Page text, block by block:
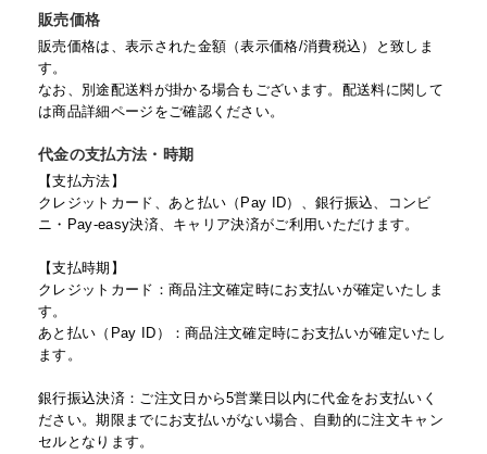
販売価格
販売価格は、表示された金額（表示価格/消費税込）と致しま
す。
なお、別途配送料が掛かる場合もございます。配送料に関して
は商品詳細ページをご確認ください。
代金の支払方法・時期
【支払方法】
クレジットカード、あと払い（Pay ID）、銀行振込、コンビ
ニ・Pay-easy決済、キャリア決済がご利用いただけます。
【支払時期】
クレジットカード：商品注文確定時にお支払いが確定いたしま
す。
あと払い（Pay ID）：商品注文確定時にお支払いが確定いたし
ます。
銀行振込決済：ご注文日から5営業日以内に代金をお支払いく
ださい。期限までにお支払いがない場合、自動的に注文キャン
セルとなります。